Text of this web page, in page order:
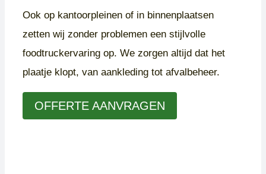
Ook op kantoorpleinen of in binnenplaatsen
zetten wij zonder problemen een stijlvolle
foodtruckervaring op. We zorgen altijd dat het
plaatje klopt, van aankleding tot afvalbeheer.
OFFERTE AANVRAGEN